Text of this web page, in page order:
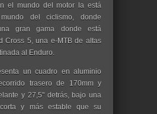
el mundo del motor la está
del ciclismo, donde
gran gama donde está
Cross 5, una e-MTB de altas
al Enduro.
un cuadro en aluminio
trasero de 170mm y
y 27,5" detrás, bajo una
y más estable que su